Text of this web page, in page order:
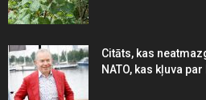
Citāts, kas
NATO, kas kļuva